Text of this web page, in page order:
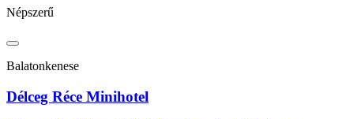
Népszerű
Balatonkenese
Délceg Réce Minihotel